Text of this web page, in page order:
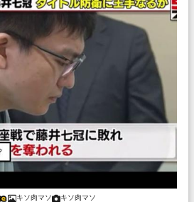
キソ肉マソ キソ肉マソ